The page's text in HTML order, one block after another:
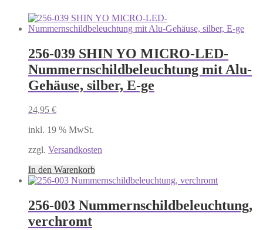
256-039 SHIN YO MICRO-LED-
Nummernschildbeleuchtung mit Alu-
Gehäuse, silber, E-ge
24,95 €
inkl. 19 % MwSt.
zzgl. Versandkosten
In den Warenkorb
256-003 Nummernschildbeleuchtung,
verchromt